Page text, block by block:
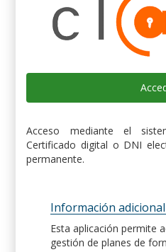
Acceso mediante el
Certificado digital o DNI
permanente.
Información adicional
Esta aplicación permite
gestión de planes de